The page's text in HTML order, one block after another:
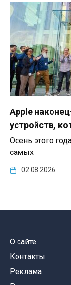
Apple
устройств,
Осень этого
самых
02.08.2026
О сайте
Контакты
Реклама